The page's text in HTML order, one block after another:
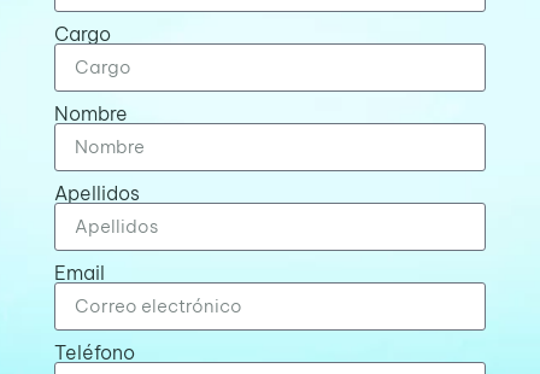
Cargo
Nombre
Apellidos
Email
Teléfono